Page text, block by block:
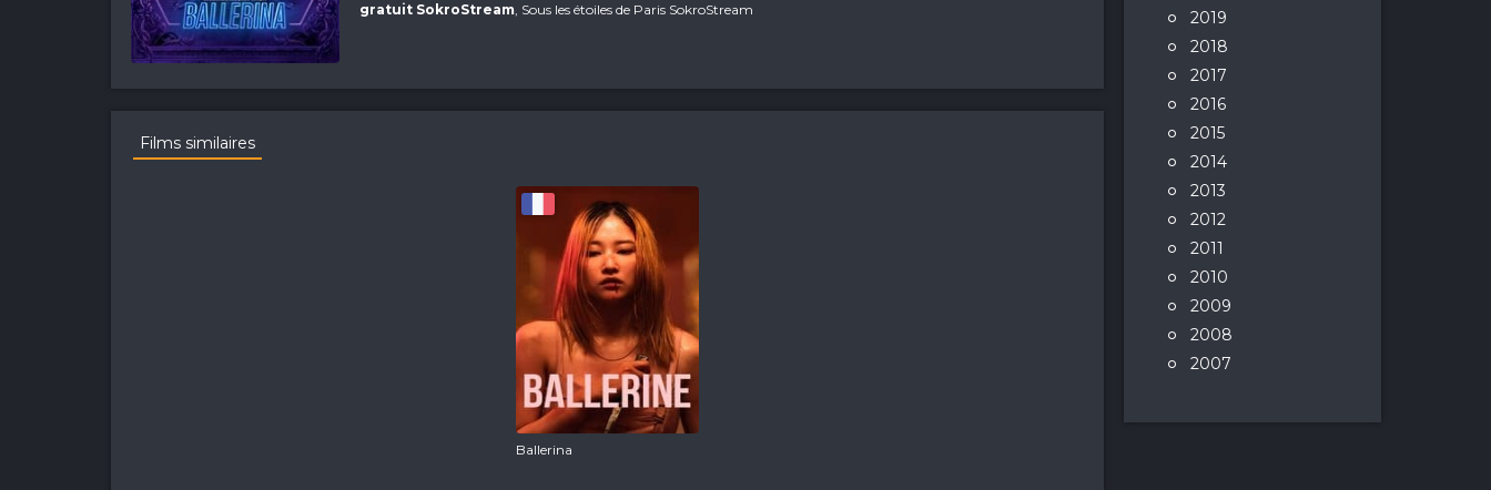
gratuit SokroStream, Sous les étoiles de Paris SokroStream
Films similaires
Ballerina
2019
2018
2017
2016
2015
2014
2013
2012
2011
2010
2009
2008
2007